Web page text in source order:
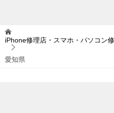
iPhone修理店・スマホ・パソコン
愛知県